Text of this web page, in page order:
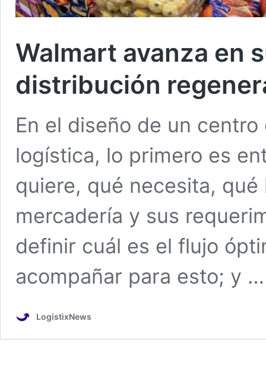
Walmart avanza en
distribución
En el diseño de un
logística, lo primero es
quiere, qué necesita,
mercadería y sus
definir cuál es el flujo
acompañar para esto; y
LogistixNews